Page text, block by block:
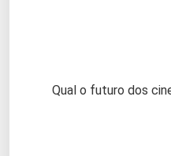
Qual o futuro dos